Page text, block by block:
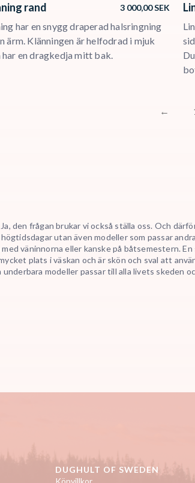
rand 3 000,00SEK
har en snygg draperad halsringning
ärm. Klänningen är helfodrad i mjuk
har en dragkedja mitt bak.
←
Ja, den frågan brukar vi också ställa oss. Och
utan även modeller som passar
väninnorna eller kanske på båtsemestern. En
plats i väskan och är skön och sval att
modeller passar till alla livets skeden
DUGHULT OF SWEDEN